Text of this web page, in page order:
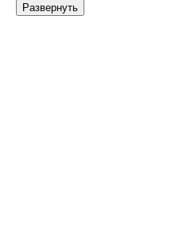
Развернуть